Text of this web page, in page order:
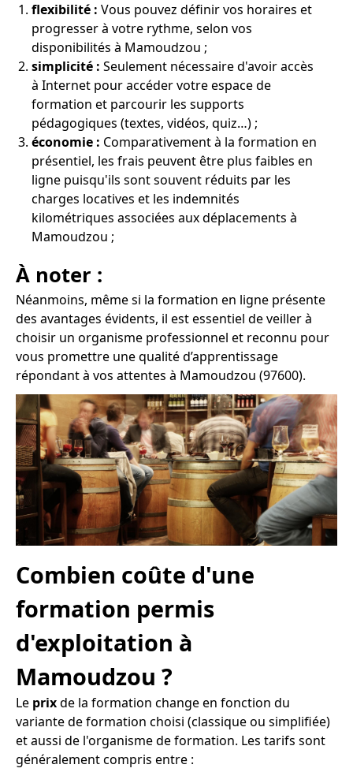
flexibilité : Vous pouvez définir vos horaires et
progresser à votre rythme, selon vos
disponibilités à Mamoudzou ;
simplicité : Seulement nécessaire d'avoir accès
à Internet pour accéder votre espace de
formation et parcourir les supports
pédagogiques (textes, vidéos, quiz…) ;
économie : Comparativement à la formation en
présentiel, les frais peuvent être plus faibles en
ligne puisqu'ils sont souvent réduits par les
charges locatives et les indemnités
kilométriques associées aux déplacements à
Mamoudzou ;
À noter :
Néanmoins, même si la formation en ligne présente
des avantages évidents, il est essentiel de veiller à
choisir un organisme professionnel et reconnu pour
vous promettre une qualité d’apprentissage
répondant à vos attentes à Mamoudzou (97600).
Combien coûte d'une
formation permis
d'exploitation à
Mamoudzou ?
Le prixde la formation change en fonction du
variante de formation choisi (classique ou simplifiée)
et aussi de l'organisme de formation. Les tarifs sont
généralement compris entre :